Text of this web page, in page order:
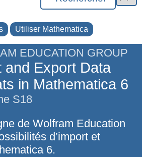
Utiliser Mathematica
EDUCATION GROUP
and Export Data
in Mathematica 6
S18
de Wolfram Education
d’import et
6.